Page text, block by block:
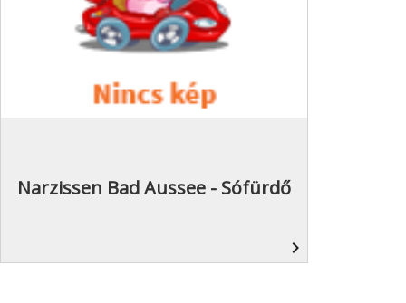
Narzissen Bad Aussee - Sófürdő
navigate_next